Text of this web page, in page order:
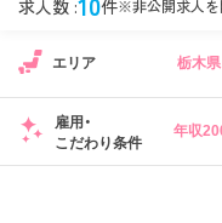
求人数 : 件※非公開求人を
関東
東海
資格
施設形態
病院、クリニック・診療所など
エリア 栃木県
雇用・
こだわり条件
年収